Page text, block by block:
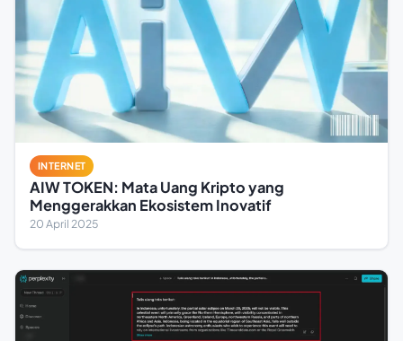
INTERNET
AIW TOKEN: Mata Uang Kripto yang
Menggerakkan Ekosistem Inovatif
20 April 2025